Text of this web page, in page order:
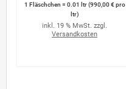
1 Fläschchen = 0.01 ltr (990,00 € pro
ltr)
inkl. 19 % MwSt. zzgl.
Versandkosten